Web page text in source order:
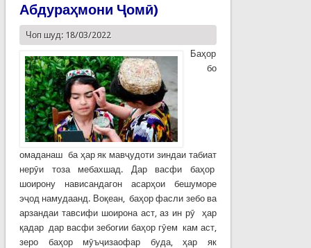
Абдураҳмони Ҷомӣ)
Чоп шуд: 18/03/2022
Баҳор
бо
омаданаш ба ҳар як мавҷудоти зиндаи табиат
нерӯи тоза мебахшад. Дар васфи баҳор
шоирону нависандагон асарҳои бешуморе
эҷод намудаанд. Воқеан, баҳор фасли зебо ва
арзандаи тавсифи шоирона аст, аз ин рӯ ҳар
қадар дар васфи зебогии баҳор гӯем кам аст,
зеро баҳор мӯъҷизаофар буда, ҳар як